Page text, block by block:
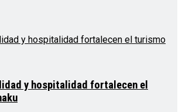
y hospitalidad fortalecen el